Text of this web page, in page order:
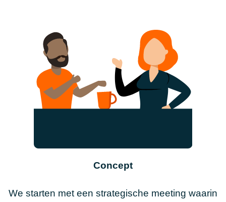
Concept
We starten met een strategische meeting waarin